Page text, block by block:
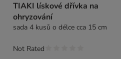
TIAKI lískové dřívka na
ohryzování
sada 4 kusů o délce cca 15 cm
Not Rated